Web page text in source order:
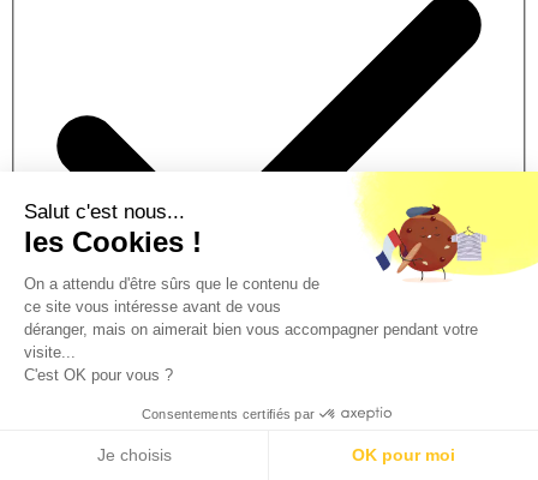
Traitement prioritaire
Traitement de votre dossier en 2h.
Salut c'est nous...
les Cookies !
On a attendu d'être sûrs que le contenu de
ce site vous intéresse avant de vous
déranger, mais on aimerait bien vous accompagner pendant votre
visite...
C'est OK pour vous ?
Consentements certifiés par
Je choisis OK pour moi